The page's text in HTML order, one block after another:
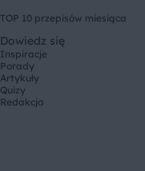
TOP 10 przepisów miesiąca
Dowiedz się
Inspiracje
Porady
Artykuły
Quizy
Redakcja